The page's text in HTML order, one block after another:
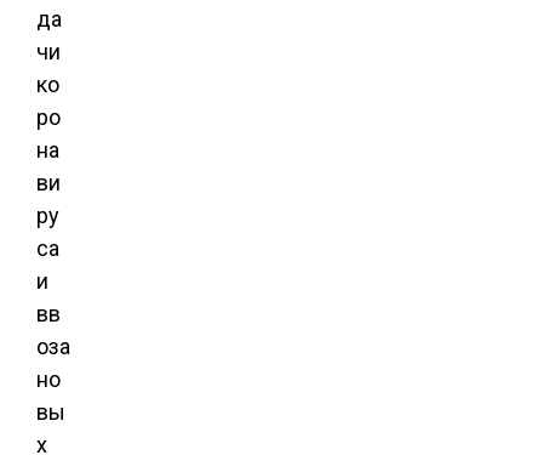
да
чи
ко
ро
на
ви
ру
са
и
вв
оза
но
вы
х